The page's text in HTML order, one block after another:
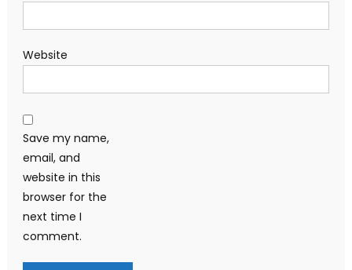
Website
Save my name,
email, and
website in this
browser for the
next time I
comment.